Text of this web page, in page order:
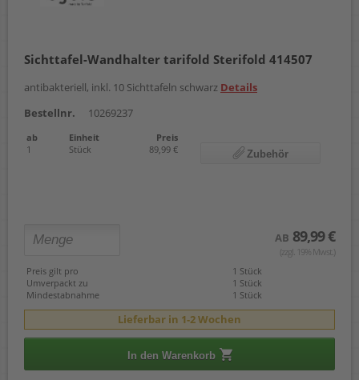
Sichttafel-Wandhalter tarifold Sterifold 414507
antibakteriell, inkl. 10 Sichttafeln schwarz Details
Bestellnr.
10269237
ab Einheit
Preis
1
Stück 89,99 € Zubehör
AB 89,99 €
(zzgl. 19% Mwst.)
Preis gilt pro
1 Stück
Umverpackt zu
1 Stück
Mindestabnahme
1 Stück
Lieferbar in 1-2 Wochen
In den Warenkorb